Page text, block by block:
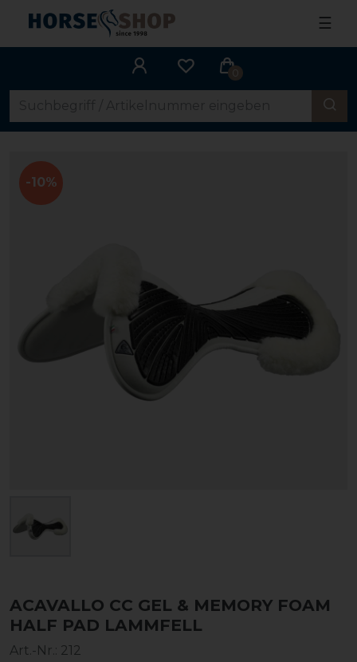
☰
0
-10%
ACAVALLO CC GEL & MEMORY FOAM
HALF PAD LAMMFELL
Art.-Nr.: 212